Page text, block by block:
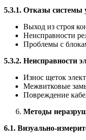
5.3.1. Отказы системы
Выход из строя
Неисправности
Проблемы с
5.3.2. Неисправности
Износ щеток
Межвитковые
Повреждение
Методы
6.1. Визуально-